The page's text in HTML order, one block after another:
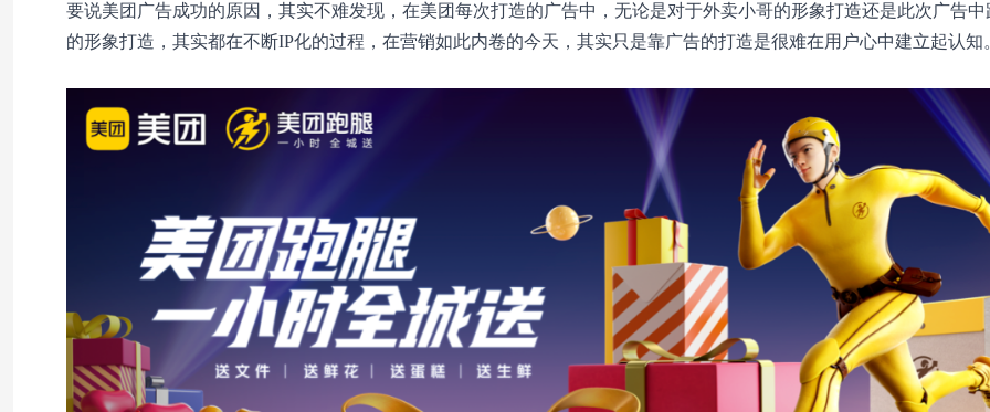
要说美团广告成功的原因，其实不难发现，在美团每次打造的广告中，无论是对于外卖小哥的形象打造还是此次广告中
的形象打造，其实都在不断IP化的过程，在营销如此内卷的今天，其实只是靠广告的打造是很难在用户心中建立起认知